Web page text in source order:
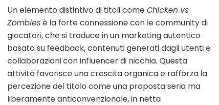
Un elemento distintivo di titoli comeChicken vs
Zombiesè la forte connessione con le community di
giocatori, che si traduce in un marketing autentico
basato su feedback, contenuti generati dagli utenti e
collaborazioni con influencer di nicchia. Questa
attività favorisce una crescita organica e rafforza la
percezione del titolo come una proposta seria ma
liberamente anticonvenzionale, in netta